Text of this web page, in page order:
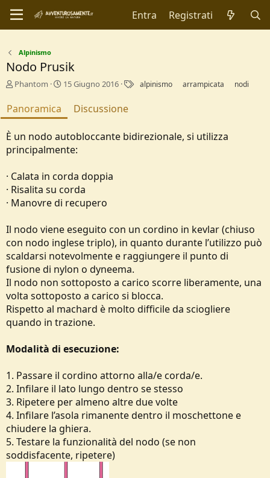
Entra Registrati
Alpinismo
Nodo Prusik
A
t
o
e
Phantom
C
a
i
o
a
t
e
15 Giugno 2016 alpinismo arrampicata nodi
Panoramica Discussione
È un nodo autobloccante bidirezionale, si utilizza
principalmente:
· Calata in corda doppia
· Risalita su corda
· Manovre di recupero
Il nodo viene eseguito con un cordino in kevlar (chiuso
con nodo inglese triplo), in quanto durante l’utilizzo può
scaldarsi notevolmente e raggiungere il punto di
fusione di nylon o dyneema.
Il nodo non sottoposto a carico scorre liberamente, una
volta sottoposto a carico si blocca.
Rispetto al machard è molto difficile da sciogliere
quando in trazione.
Modalità di esecuzione:
1. Passare il cordino attorno alla/e corda/e.
2. Infilare il lato lungo dentro se stesso
3. Ripetere per almeno altre due volte
4. Infilare l’asola rimanente dentro il moschettone e
chiudere la ghiera.
5. Testare la funzionalità del nodo (se non
soddisfacente, ripetere)